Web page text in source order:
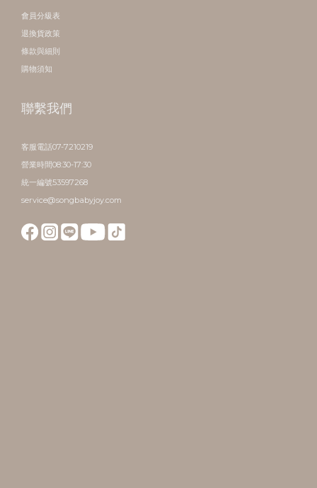
會員分級表
退換貨政策
條款與細則
購物須知
聯繫我們
客服電話07-7210219
營業時間08:30-17:30
統一編號53597268
service@songbabyjoy.com